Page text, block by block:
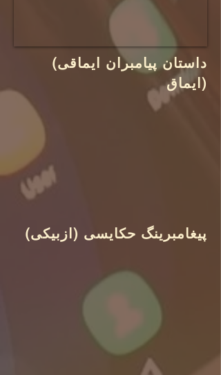
(داستان پیامبران ایماقی
(ایماق
(پیغامبرینگ حکایسی (ازبیکی